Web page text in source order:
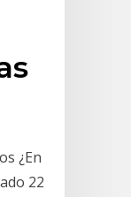
¿En
22